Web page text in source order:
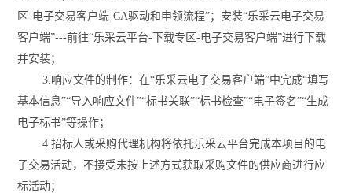
区-电子交易客户端-CA驱动和申领流程”；安装“乐采云电子交易
客户端”---前往“乐采云平台-下载专区-电子交易客户端”进行下载
并安装；
3.响应文件的制作：在“乐采云电子交易客户端”中完成“填写
基本信息”“导入响应文件”“标书关联”“标书检查”“电子签名”“生成
电子标书”等操作；
4.招标人 或采购代理机构将依托乐采云平台完成本项目的电
子交易活动，不接受未按上述方式获取采购文件的供应商进行应
标活动；